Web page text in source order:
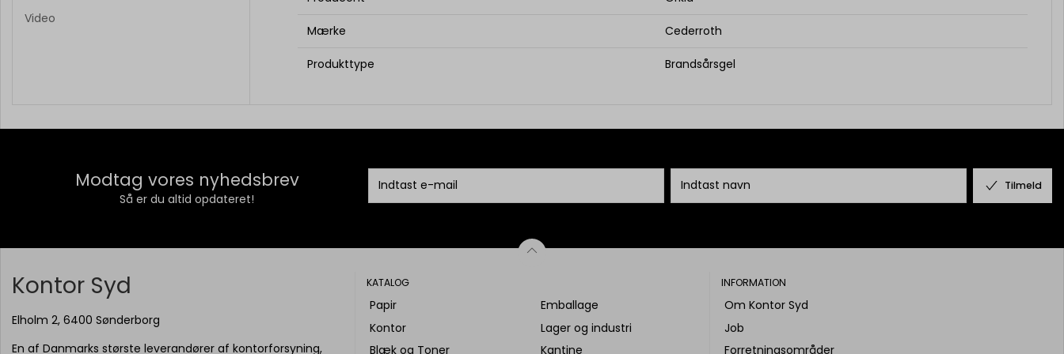
Video
Mærke Cederroth
Produkttype Brandsårsgel
Modtag vores nyhedsbrev
Så er du altid opdateret!
Tilmeld
Kontor Syd
Elholm 2, 6400 Sønderborg
En af Danmarks største leverandører af kontorforsyning,
KATALOG
Papir
Kontor
Blæk og Toner
Emballage
Lager og industri
Kantine
INFORMATION
Om Kontor Syd
Job
Forretningsområder